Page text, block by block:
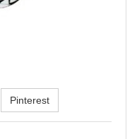
Pinterest